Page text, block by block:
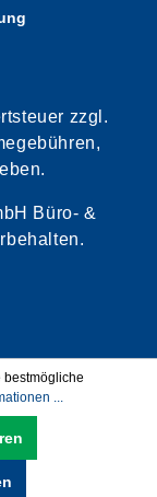
zzgl.
Büro- &
bestmögliche
...